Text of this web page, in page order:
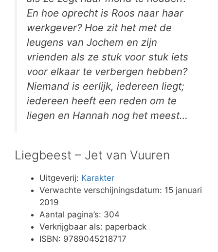
En hoe oprecht is Roos naar haar
werkgever? Hoe zit het met de
leugens van Jochem en zijn
vrienden als ze stuk voor stuk iets
voor elkaar te verbergen hebben?
Niemand is eerlijk, iedereen liegt;
iedereen heeft een reden om te
liegen en Hannah nog het meest…
Liegbeest – Jet van Vuuren
Uitgeverij: Karakter
Verwachte verschijningsdatum: 15 januari
2019
Aantal pagina’s: 304
Verkrijgbaar als: paperback
ISBN: 9789045218717